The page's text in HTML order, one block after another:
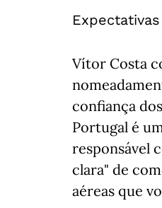
Vítor Costa
confiança
Portugal é
responsável
clara" de
aéreas que